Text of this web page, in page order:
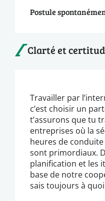
Postule
Clarté et
Travailler par
c’est choisir un
t’assurons que tu
entreprises où la
heures de
sont primordiaux.
planification et les
base de notre
sais toujours à quoi